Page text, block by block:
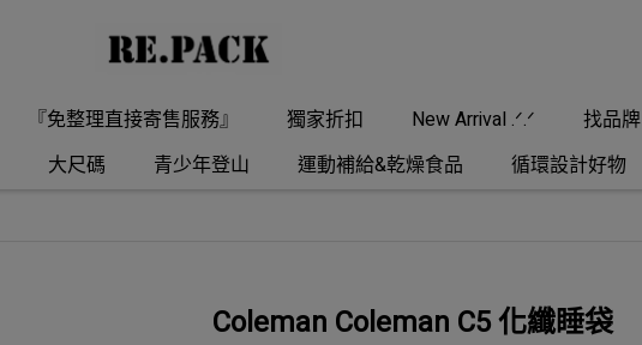
『免整理直接寄售服務』 獨家折扣 New Arrival .ᐟ.ᐟ 找品牌
大尺碼 青少年登山 運動補給&乾燥食品 循環設計好物
Coleman Coleman C5 化纖睡袋